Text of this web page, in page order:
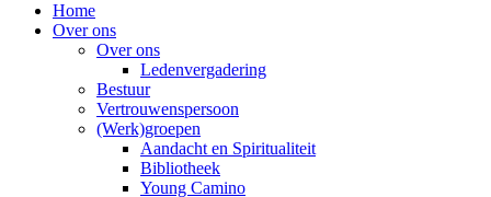
Home
Over ons
Over ons
Ledenvergadering
Bestuur
Vertrouwenspersoon
(Werk)groepen
Aandacht en Spiritualiteit
Bibliotheek
Young Camino